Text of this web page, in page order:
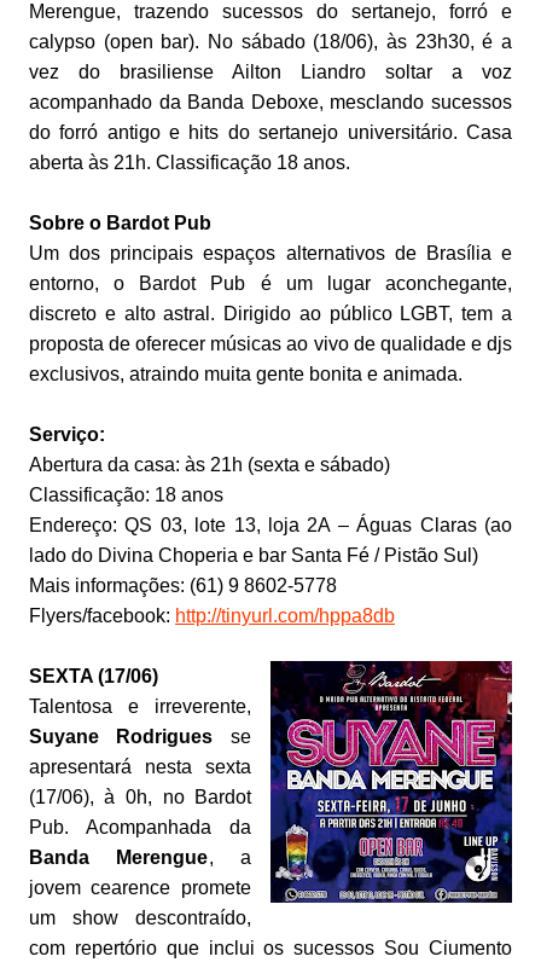
Merengue, trazendo sucessos do sertanejo, forró e
calypso (open bar). No sábado (18/06), às 23h30, é a
vez do brasiliense Ailton Liandro soltar a voz
acompanhado da Banda Deboxe, mesclando sucessos
do forró antigo e hits do sertanejo universitário. Casa
aberta às 21h. Classificação 18 anos.
Sobre o Bardot Pub
Um dos principais espaços alternativos de Brasília e
entorno, o Bardot Pub é um lugar aconchegante,
discreto e alto astral. Dirigido ao público LGBT, tem a
proposta de oferecer músicas ao vivo de qualidade e djs
exclusivos, atraindo muita gente bonita e animada.
Serviço:
Abertura da casa: às 21h (sexta e sábado)
Classificação: 18 anos
Endereço: QS 03, lote 13, loja 2A – Águas Claras (ao
lado do Divina Choperia e bar Santa Fé / Pistão Sul)
Mais informações: (61) 9 8602-5778
Flyers/facebook: http://tinyurl.com/hppa8db
SEXTA (17/06)
Talentosa e irreverente,
Suyane Rodrigues se
apresentará nesta sexta
(17/06), à 0h, no Bardot
Pub. Acompanhada da
Banda Merengue, a
jovem cearence promete
um show descontraído,
com repertório que inclui os sucessos Sou Ciumento